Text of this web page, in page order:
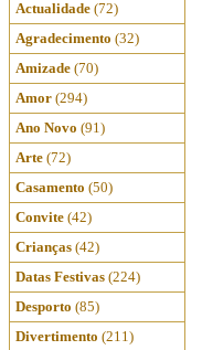
Actualidade (72)
Agradecimento (32)
Amizade (70)
Amor (294)
Ano Novo (91)
Arte (72)
Casamento (50)
Convite (42)
Crianças (42)
Datas Festivas (224)
Desporto (85)
Divertimento (211)